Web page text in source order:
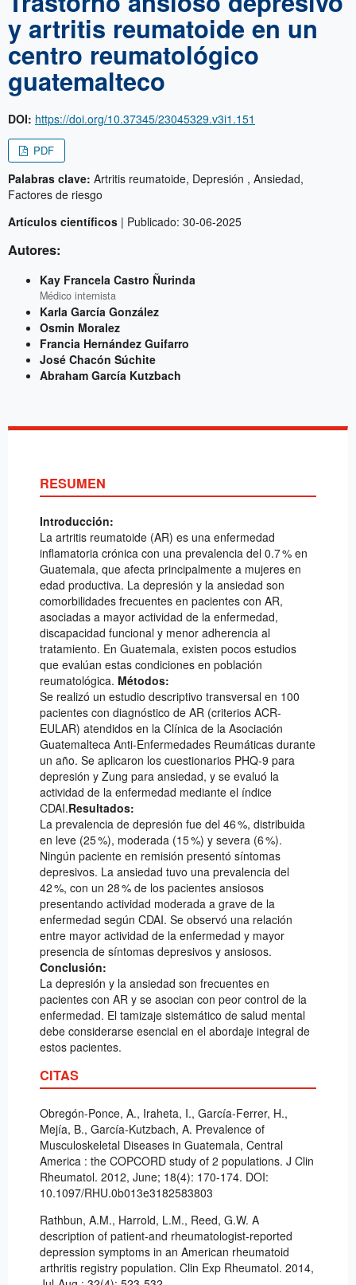
y artritis reumatoide en un
centro reumatológico
guatemalteco
DOI: https://doi.org/10.37345/23045329.v3i1.151
PDF
Palabras clave: Artritis reumatoide, Depresión , Ansiedad,
Factores de riesgo
Artículos científicos| Publicado: 30-06-2025
Autores:
Kay Francela Castro Ñurinda
Médico internista
Karla García González
Osmin Moralez
Francia Hernández Guifarro
José Chacón Súchite
Abraham García Kutzbach
RESUMEN
Introducción:
La artritis reumatoide (AR) es una enfermedad
inflamatoria crónica con una prevalencia del 0.7 % en
Guatemala, que afecta principalmente a mujeres en
edad productiva. La depresión y la ansiedad son
comorbilidades frecuentes en pacientes con AR,
asociadas a mayor actividad de la enfermedad,
discapacidad funcional y menor adherencia al
tratamiento. En Guatemala, existen pocos estudios
que evalúan estas condiciones en población
reumatológica. Métodos:
Se realizó un estudio descriptivo transversal en 100
pacientes con diagnóstico de AR (criterios ACR-
EULAR) atendidos en la Clínica de la Asociación
Guatemalteca Anti-Enfermedades Reumáticas durante
un año. Se aplicaron los cuestionarios PHQ-9 para
depresión y Zung para ansiedad, y se evaluó la
actividad de la enfermedad mediante el índice
CDAI.Resultados:
La prevalencia de depresión fue del 46 %, distribuida
en leve (25 %), moderada (15 %) y severa (6 %).
Ningún paciente en remisión presentó síntomas
depresivos. La ansiedad tuvo una prevalencia del
42 %, con un 28 % de los pacientes ansiosos
presentando actividad moderada a grave de la
enfermedad según CDAI. Se observó una relación
entre mayor actividad de la enfermedad y mayor
presencia de síntomas depresivos y ansiosos.
Conclusión:
La depresión y la ansiedad son frecuentes en
pacientes con AR y se asocian con peor control de la
enfermedad. El tamizaje sistemático de salud mental
debe considerarse esencial en el abordaje integral de
estos pacientes.
CITAS
Obregón-Ponce, A., Iraheta, I., García-Ferrer, H.,
Mejía, B., García-Kutzbach, A. Prevalence of
Musculoskeletal Diseases in Guatemala, Central
America : the COPCORD study of 2 populations. J Clin
Rheumatol. 2012, June; 18(4): 170-174. DOI:
10.1097/RHU.0b013e3182583803
Rathbun, A.M., Harrold, L.M., Reed, G.W. A
description of patient-and rheumatologist-reported
depression symptoms in an American rheumatoid
arthritis registry population. Clin Exp Rheumatol. 2014,